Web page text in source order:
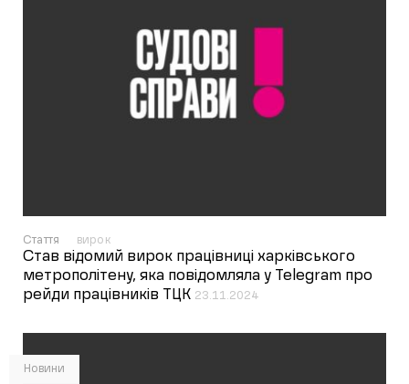
Стаття вирок
Став відомий вирок працівниці харківського
метрополітену, яка повідомляла у Telegram про
рейди працівників ТЦК 23.11.2024
Новини